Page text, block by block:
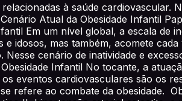
à saúde cardiovascular.
Atual da Obesidade Infantil
Em um nível global, a escala de
idosos, mas também, acomete cada
cenário de inatividade e
Infantil No tocante, a
eventos cardiovasculares são os
refere ao combate da obesidade.